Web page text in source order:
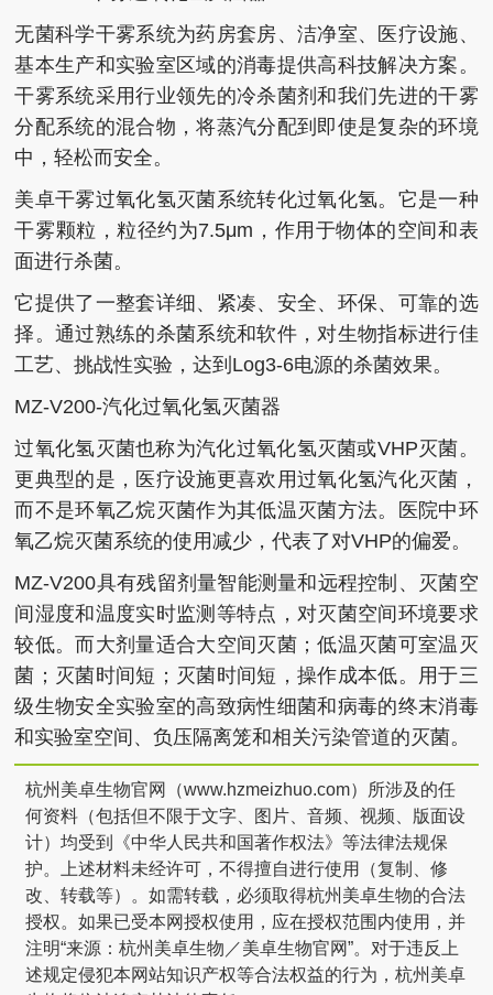
无菌科学干雾系统为药房套房、洁净室、医疗设施、
基本生产和实验室区域的消毒提供高科技解决方案。
干雾系统采用行业领先的冷杀菌剂和我们先进的干雾
分配系统的混合物，将蒸汽分配到即使是复杂的环境
中，轻松而安全。
美卓干雾过氧化氢灭菌系统转化过氧化氢。它是一种
干雾颗粒，粒径约为7.5μm，作用于物体的空间和表
面进行杀菌。
它提供了一整套详细、紧凑、安全、环保、可靠的选
择。通过熟练的杀菌系统和软件，对生物指标进行佳
工艺、挑战性实验，达到Log3-6电源的杀菌效果。
MZ-V200-汽化过氧化氢灭菌器
过氧化氢灭菌也称为汽化过氧化氢灭菌或VHP灭菌。
更典型的是，医疗设施更喜欢用过氧化氢汽化灭菌，
而不是环氧乙烷灭菌作为其低温灭菌方法。医院中环
氧乙烷灭菌系统的使用减少，代表了对VHP的偏爱。
MZ-V200具有残留剂量智能测量和远程控制、灭菌空
间湿度和温度实时监测等特点，对灭菌空间环境要求
较低。而大剂量适合大空间灭菌；低温灭菌可室温灭
菌；灭菌时间短；灭菌时间短，操作成本低。用于三
级生物安全实验室的高致病性细菌和病毒的终末消毒
和实验室空间、负压隔离笼和相关污染管道的灭菌。
杭州美卓生物官网（www.hzmeizhuo.com）所涉及的任
何资料（包括但不限于文字、图片、音频、视频、版面设
计）均受到《中华人民共和国著作权法》等法律法规保
护。上述材料未经许可，不得擅自进行使用（复制、修
改、转载等）。如需转载，必须取得杭州美卓生物的合法
授权。如果已受本网授权使用，应在授权范围内使用，并
注明“来源：杭州美卓生物／美卓生物官网”。对于违反上
述规定侵犯本网站知识产权等合法权益的行为，杭州美卓